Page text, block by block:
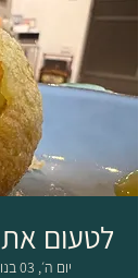
לטעום
יום ה׳, 03 בנוב׳